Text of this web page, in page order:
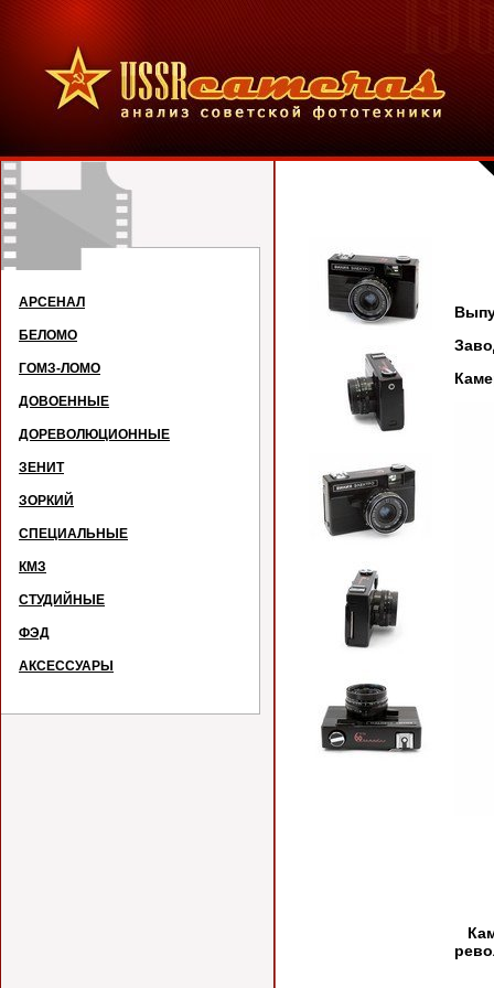
АРСЕНАЛ
БЕЛОМО
ГОМЗ-ЛОМО
ДОВОЕННЫЕ
ДОРЕВОЛЮЦИОННЫЕ
ЗЕНИТ
ЗОРКИЙ
СПЕЦИАЛЬНЫЕ
КМЗ
СТУДИЙНЫЕ
ФЭД
АКСЕССУАРЫ